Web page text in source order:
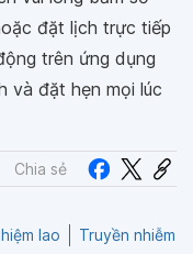
đặt lịch trực tiếp
trên ứng dụng
và đặt hẹn mọi lúc
Chia sẻ
lao Truyền nhiễm